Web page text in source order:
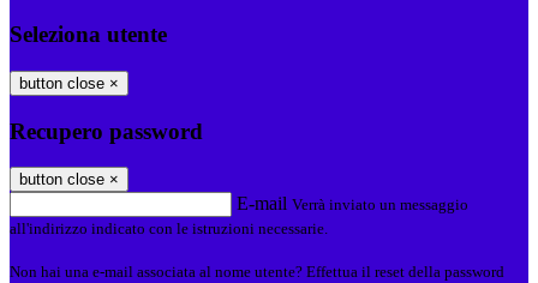
Seleziona utente
button close ×
Recupero password
button close ×
E-mail Verrà inviato un messaggio
all'indirizzo indicato con le istruzioni necessarie.
Non hai una e-mail associata al nome utente? Effettua il reset della password